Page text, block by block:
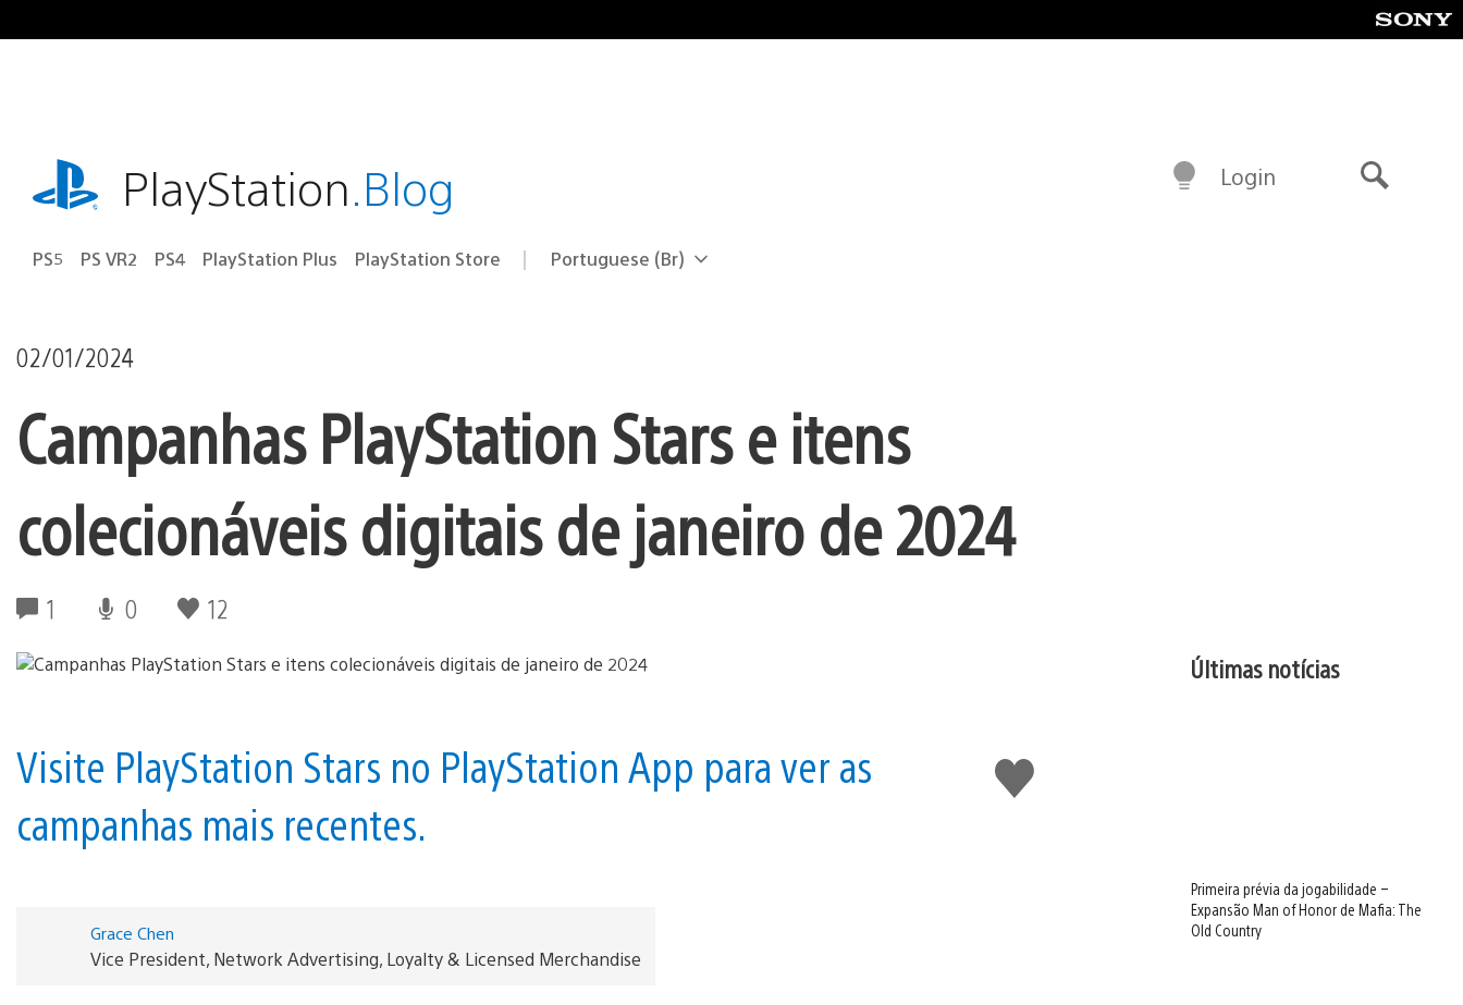
para
playstation.comPlayStation.Blog
PS5 PS VR2 PS4 PlayStation Plus PlayStation Store Selecione
Região
Portuguese (Br)
Login
02/01/2024
Campanhas PlayStation Stars e itens
colecionáveis digitais de janeiro de 2024
1 0 12
Curtir
Visite PlayStation Stars no PlayStation App para ver as
campanhas mais recentes.
Grace Chen
Vice President, Network Advertising, Loyalty & Licensed Merchandise
Últimas notícias
Primeira prévia da jogabilidade –
Expansão Man of Honor de Mafia: The
Old Country